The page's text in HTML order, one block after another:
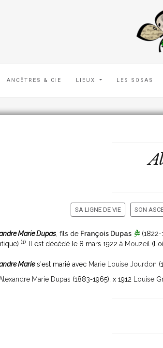
ANCÊTRES & CIE LIEUX LES SOSAS
SA LIGNE DE VIE SON
Marie Dupas , fils de François Dupas (1822-
(1) . Il est décédé le 8 mars 1922 à Mouzeil
Maries'est marié avec Marie Louise Jourdon
Marie Dupas (1883-1965) , x 1912 Louise